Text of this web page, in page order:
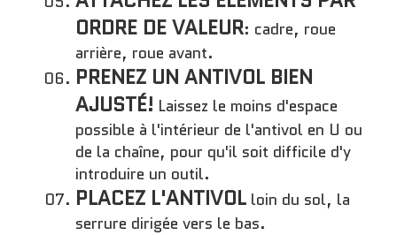
ORDRE DE VALEUR: cadre, roue
arrière, roue avant.
PRENEZ UN ANTIVOL BIEN
AJUSTÉ! Laissez le moins d'espace
possible à l'intérieur de l'antivol en U ou
de la chaîne, pour qu'il soit difficile d'y
introduire un outil.
PLACEZ L'ANTIVOLloin du sol, la
serrure dirigée vers le bas.